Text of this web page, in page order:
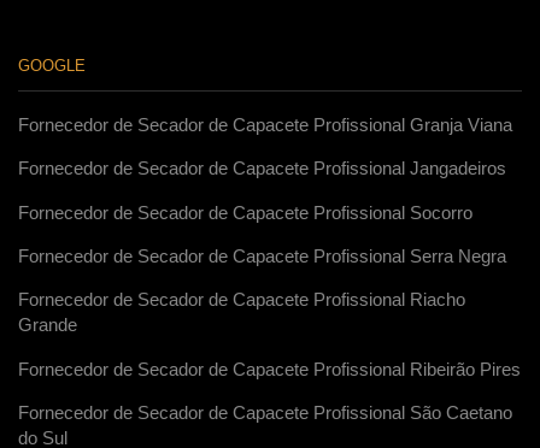
GOOGLE
Fornecedor de Secador de Capacete Profissional Granja Viana
Fornecedor de Secador de Capacete Profissional Jangadeiros
Fornecedor de Secador de Capacete Profissional Socorro
Fornecedor de Secador de Capacete Profissional Serra Negra
Fornecedor de Secador de Capacete Profissional Riacho
Grande
Fornecedor de Secador de Capacete Profissional Ribeirão Pires
Fornecedor de Secador de Capacete Profissional São Caetano
do Sul